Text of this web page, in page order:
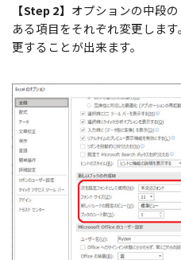
【Step 2】 オプションの中段の
ある項目をそれぞれ変更しま
更することが出来ます。